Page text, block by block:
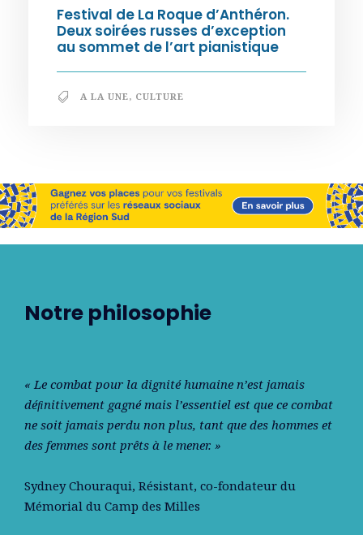
Festival de La Roque d’Anthéron.
Deux soirées russes d’exception
au sommet de l’art pianistique
A LA UNE, CULTURE
Notre philosophie
« Le combat pour la dignité humaine n’est jamais
déﬁnitivement gagné mais l’essentiel est que ce combat
ne soit jamais perdu non plus, tant que des hommes et
des femmes sont prêts à le mener. »
Sydney Chouraqui, Résistant, co-fondateur du
Mémorial du Camp des Milles